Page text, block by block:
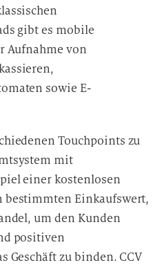
gibt es mobile
Aufnahme von
sowie E-
Touchpoints zu
mit
einer kostenlosen
bestimmten Einkaufswert,
um den Kunden
positiven
Geschäft zu binden. CCV